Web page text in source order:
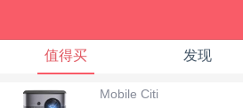
值得买 发现
Mobile Citi